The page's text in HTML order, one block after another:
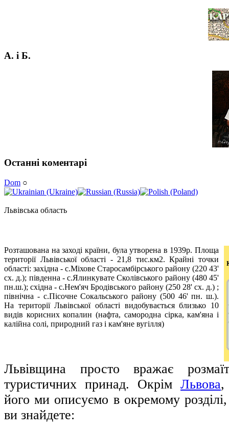
А. і Б.
Останні коментарі
Dom ○
Львівська область
Розташована на заході країни, була утворена в 1939р. Площа
території Львівської області - 21,8 тис.км2. Крайні точки
області: західна - с.Міхове Старосамбірського району (220 43'
сх. д.); південна - с.Ялинкувате Сколівського району (480 45'
пн.ш.); східна - с.Нем'яч Бродівського району (250 28' сх. д.) ;
північна - с.Пісочне Сокальського району (500 46' пн. ш.).
На території Львівської області видобувається близько 10
видів корисних копалин (нафта, самородна сірка, кам'яна і
калійна солі, природний газ і кам'яне вугілля)
Львівщина просто вражає
туристичних принад. Окрім Львова,
його ми описуємо в окремому розділі,
ви знайдете: